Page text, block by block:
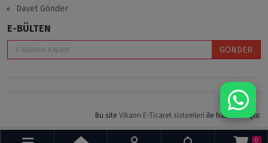
Davet Gönder
E-BÜLTEN
GÖNDER
Bu site Vikaon E-Ticaret sistemleri ile hazırlanmıştır.
0